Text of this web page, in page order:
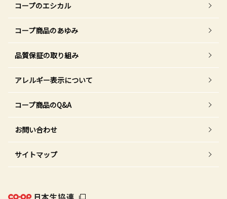
コープのエシカル
コープ商品のあゆみ
品質保証の取り組み
アレルギー表示について
コープ商品のQ&A
お問い合わせ
サイトマップ